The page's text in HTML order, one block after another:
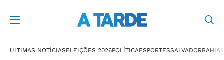
ÚLTIMAS NOTÍCIASELEIÇÕES 2026POLÍTICAESPORTESSALVADORBAHIA